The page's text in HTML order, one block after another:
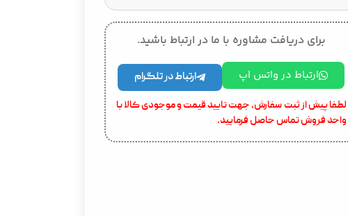
برای دریافت مشاوره با ما در ارتباط باشید.
ارتباط در واتس اپ ارتباط در تلگرام
لطفا پیش از ثبت سفارش، جهت تایید قیمت و موجودی کالا با
واحد فروش تماس حاصل فرمایید.